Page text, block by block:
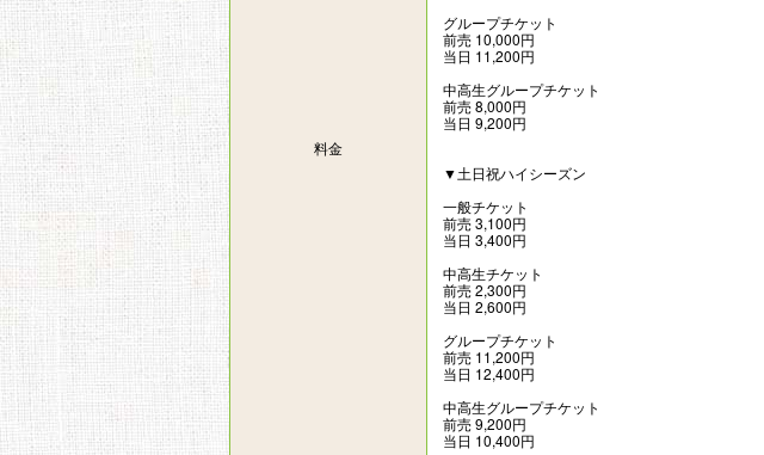
料金
グループチケット
前売 10,000円
当日 11,200円
中高生グループチケット
前売 8,000円
当日 9,200円
▼土日祝ハイシーズン
一般チケット
前売 3,100円
当日 3,400円
中高生チケット
前売 2,300円
当日 2,600円
グループチケット
前売 11,200円
当日 12,400円
中高生グループチケット
前売 9,200円
当日 10,400円